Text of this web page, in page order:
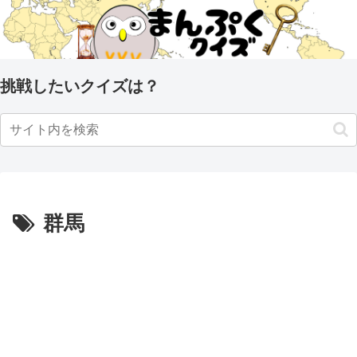
挑戦したいクイズは？
群馬